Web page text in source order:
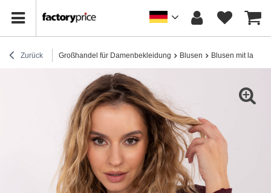
Zurück Großhandel für Damenbekleidung Blusen Blusen mit